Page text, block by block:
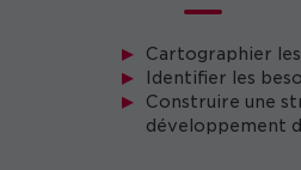
Cartographier
Identifier les
Construire une
développement